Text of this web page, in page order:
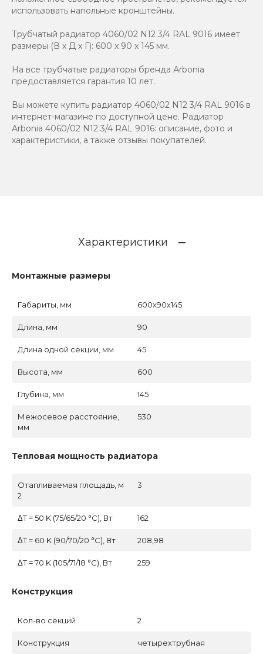
использовать напольные кронштейны.
Трубчатый радиатор 4060/02 N12 3/4 RAL 9016 имеет
размеры (В x Д x Г): 600 x 90 x 145 мм.
На все трубчатые радиаторы бренда Аrbonia
предоставляется гарантия 10 лет.
Вы можете купить радиатор 4060/02 N12 3/4 RAL 9016 в
интернет-магазине по доступной цене. Радиатор
Arbonia 4060/02 N12 3/4 RAL 9016: описание, фото и
характеристики, а также отзывы покупателей.
Характеристики
Монтажные размеры
Габариты, мм 600x90x145
Длина, мм 90
Длина одной секции, мм 45
Высота, мм 600
Глубина, мм 145
Межосевое расстояние,
мм
530
Тепловая мощность радиатора
Отапливаемая площадь, м
2
3
ΔT = 50 K (75/65/20 °C), Вт 162
ΔT = 60 K (90/70/20 °C), Вт 208,98
ΔT = 70 K (105/71/18 °C), Вт 259
Конструкция
Кол-во секций 2
Конструкция четырехтрубная